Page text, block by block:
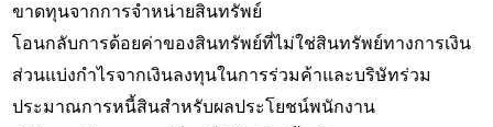
ขาดทุนจากการจำหน่ายสินทรัพย์
โอนกลับการด้อยค่าของสินทรัพย์ที่ไม่ใช่สินทรัพย์ทางการเงิน
ส่วนแบ่งกำไรจากเงินลงทุนในการร่วมค้าและบริษัทร่วม
ประมาณการหนี้สินสำหรับผลประโยชน์พนักงาน